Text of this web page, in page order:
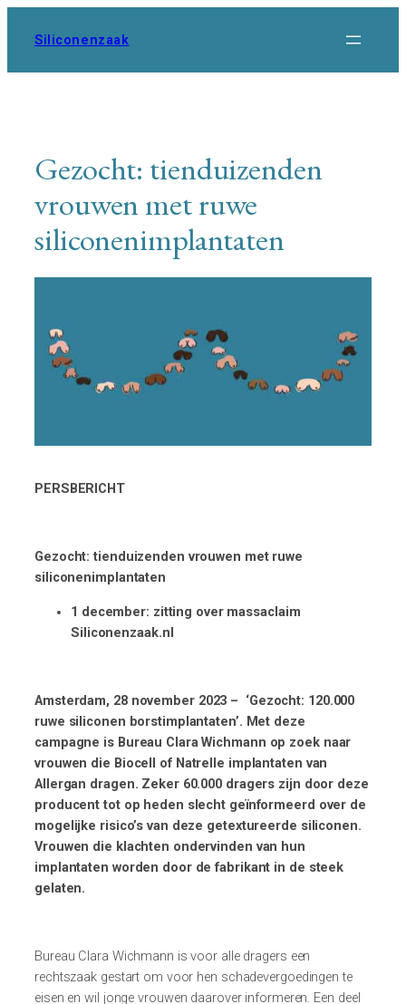
Siliconenzaak
Gezocht: tienduizenden
vrouwen met ruwe
siliconenimplantaten
PERSBERICHT
Gezocht: tienduizenden vrouwen met ruwe
siliconenimplantaten
1 december: zitting over massaclaim
Siliconenzaak.nl
Amsterdam, 28november 2023 – ‘Gezocht: 120.000
ruwe siliconen borstimplantaten’. Met deze
campagne is Bureau Clara Wichmann op zoek naar
vrouwen die Biocell of Natrelle implantaten van
Allergan dragen. Zeker 60.000 dragers zijn door deze
producent tot op heden slecht geïnformeerd over de
mogelijke risico’s van deze getextureerde siliconen.
Vrouwen die klachten ondervinden van hun
implantaten worden door de fabrikant in de steek
gelaten.
Bureau Clara Wichmann is voor alle dragers een
rechtszaak gestart om voor hen schadevergoedingen te
eisen en wil jonge vrouwen daarover informeren. Een deel